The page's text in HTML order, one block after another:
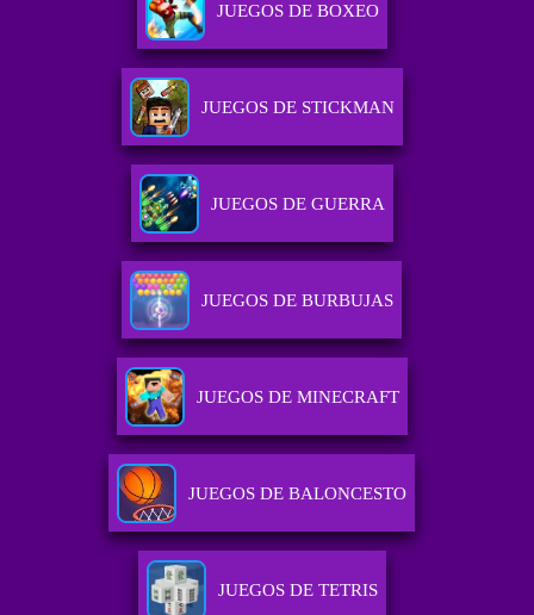
JUEGOS DE BOXEO
JUEGOS DE STICKMAN
JUEGOS DE GUERRA
JUEGOS DE BURBUJAS
JUEGOS DE MINECRAFT
JUEGOS DE BALONCESTO
JUEGOS DE TETRIS